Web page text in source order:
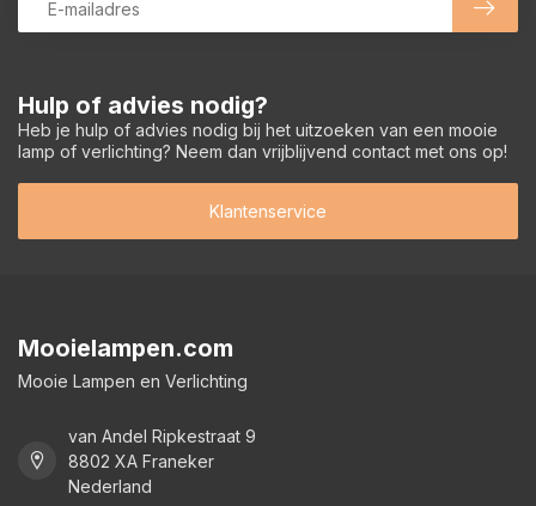
Hulp of advies nodig?
Heb je hulp of advies nodig bij het uitzoeken van een mooie
lamp of verlichting? Neem dan vrijblijvend contact met ons op!
Klantenservice
Mooielampen.com
Mooie Lampen en Verlichting
van Andel Ripkestraat 9
8802 XA Franeker
Nederland